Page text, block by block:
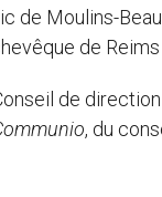
de Moulins-
de
de
, du